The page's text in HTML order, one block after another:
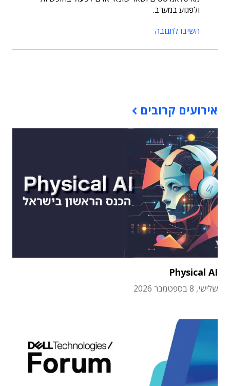
ולפגוע במערב.
השיבו לתגובה
אירועים קרובים
Physical AI
שלישי, 8 בספטמבר 2026